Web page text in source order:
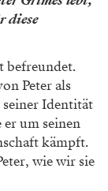
diese
befreundet.
Peter als
Identität
um seinen
kämpft.
wie wir sie